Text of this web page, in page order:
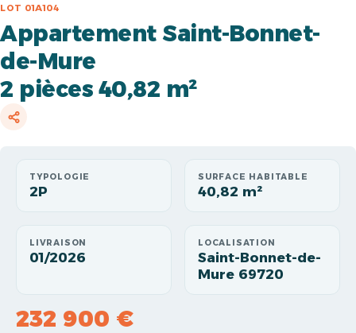
LOT 01A104
Appartement Saint-Bonnet-
de-Mure
2 pièces 40,82 m²
TYPOLOGIE
2P
SURFACE HABITABLE
40,82 m²
LIVRAISON
01/2026
LOCALISATION
Saint-Bonnet-de-
Mure 69720
232 900 €